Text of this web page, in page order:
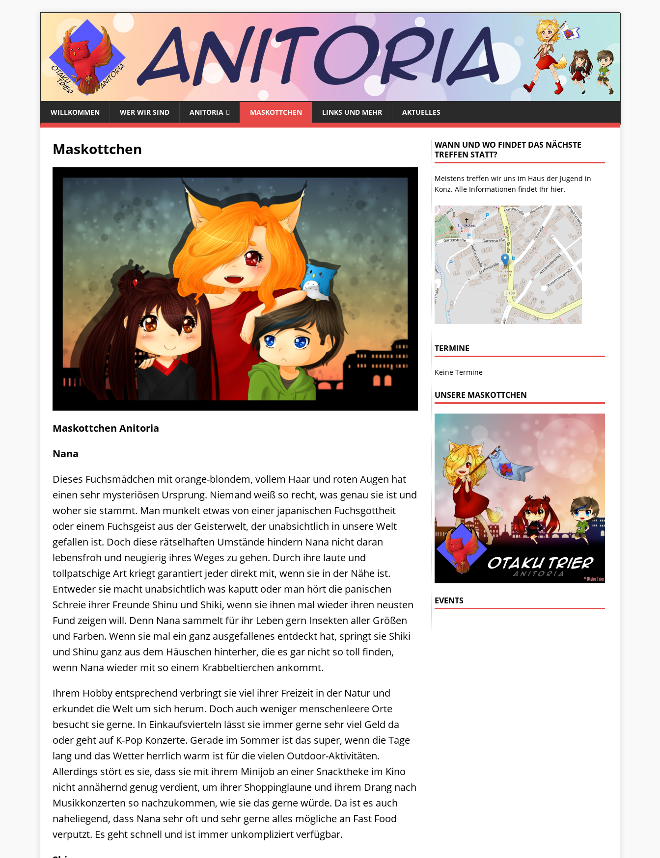
WILLKOMMEN WER WIR SIND ANITORIA MASKOTTCHEN LINKS UND MEHR AKTUELLES
Maskottchen
Maskottchen Anitoria
Nana
Dieses Fuchsmädchen mit orange-blondem, vollem Haar und roten Augen hat
einen sehr mysteriösen Ursprung. Niemand weiß so recht, was genau sie ist und
woher sie stammt. Man munkelt etwas von einer japanischen Fuchsgottheit
oder einem Fuchsgeist aus der Geisterwelt, der unabsichtlich in unsere Welt
gefallen ist. Doch diese rätselhaften Umstände hindern Nana nicht daran
lebensfroh und neugierig ihres Weges zu gehen. Durch ihre laute und
tollpatschige Art kriegt garantiert jeder direkt mit, wenn sie in der Nähe ist.
Entweder sie macht unabsichtlich was kaputt oder man hört die panischen
Schreie ihrer Freunde Shinu und Shiki, wenn sie ihnen mal wieder ihren neusten
Fund zeigen will. Denn Nana sammelt für ihr Leben gern Insekten aller Größen
und Farben. Wenn sie mal ein ganz ausgefallenes entdeckt hat, springt sie Shiki
und Shinu ganz aus dem Häuschen hinterher, die es gar nicht so toll finden,
wenn Nana wieder mit so einem Krabbeltierchen ankommt.
Ihrem Hobby entsprechend verbringt sie viel ihrer Freizeit in der Natur und
erkundet die Welt um sich herum. Doch auch weniger menschenleere Orte
besucht sie gerne. In Einkaufsvierteln lässt sie immer gerne sehr viel Geld da
oder geht auf K-Pop Konzerte. Gerade im Sommer ist das super, wenn die Tage
lang und das Wetter herrlich warm ist für die vielen Outdoor-Aktivitäten.
Allerdings stört es sie, dass sie mit ihrem Minijob an einer Snacktheke im Kino
nicht annähernd genug verdient, um ihrer Shoppinglaune und ihrem Drang nach
Musikkonzerten so nachzukommen, wie sie das gerne würde. Da ist es auch
naheliegend, dass Nana sehr oft und sehr gerne alles mögliche an Fast Food
verputzt. Es geht schnell und ist immer unkompliziert verfügbar.
WANN UND WO FINDET DAS NÄCHSTE
TREFFEN STATT?
Meistens treffen wir uns im Haus der Jugend in
Konz. Alle Informationen findet Ihr hier.
TERMINE
Keine Termine
UNSERE MASKOTTCHEN
EVENTS